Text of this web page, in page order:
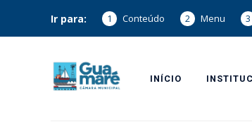
Ir para: 1 Conteúdo 2 Menu 3
INÍCIO